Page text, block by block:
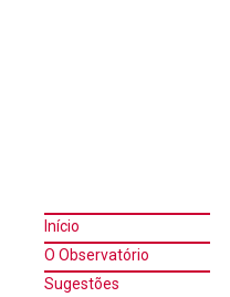
Início
O Observatório
Sugestões